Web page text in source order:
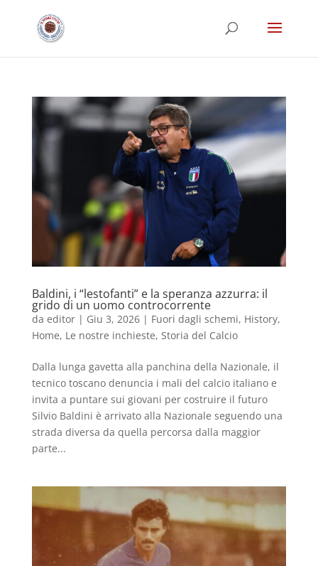
Baldini, i “lestofanti” e la speranza azzurra: il
grido di un uomo controcorrente
da editor| Giu 3, 2026| Fuori dagli schemi, History,
Home, Le nostre inchieste, Storia del Calcio
Dalla lunga gavetta alla panchina della Nazionale, il
tecnico toscano denuncia i mali del calcio italiano e
invita a puntare sui giovani per costruire il futuro
Silvio Baldini è arrivato alla Nazionale seguendo una
strada diversa da quella percorsa dalla maggior
parte...